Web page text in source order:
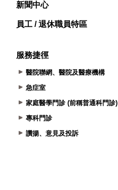
新聞中心
員工 / 退休職員特區
服務捷徑
醫院聯網、醫院及醫療機構
急症室
家庭醫學門診 (前稱普通科門診)
專科門診
讚揚、意見及投訴